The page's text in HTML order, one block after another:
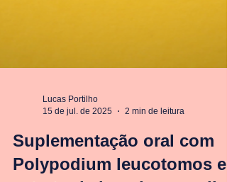
Lucas Portilho
15 de jul. de 2025
2 min de leitura